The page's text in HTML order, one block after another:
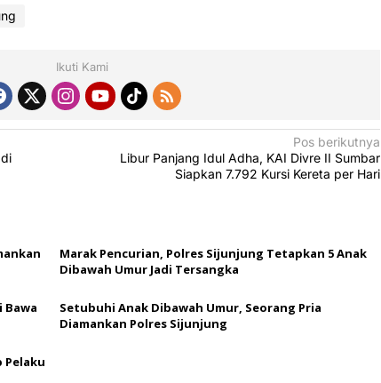
Ikuti Kami
Pos berikutnya
Libur Panjang Idul Adha, KAI Divre II Sumbar
Siapkan 7.792 Kursi Kereta per Hari
Marak Pencurian, Polres Sijunjung Tetapkan 5 Anak
Dibawah Umur Jadi Tersangka
Bawa
Setubuhi Anak Dibawah Umur, Seorang Pria
Diamankan Polres Sijunjung
Pelaku